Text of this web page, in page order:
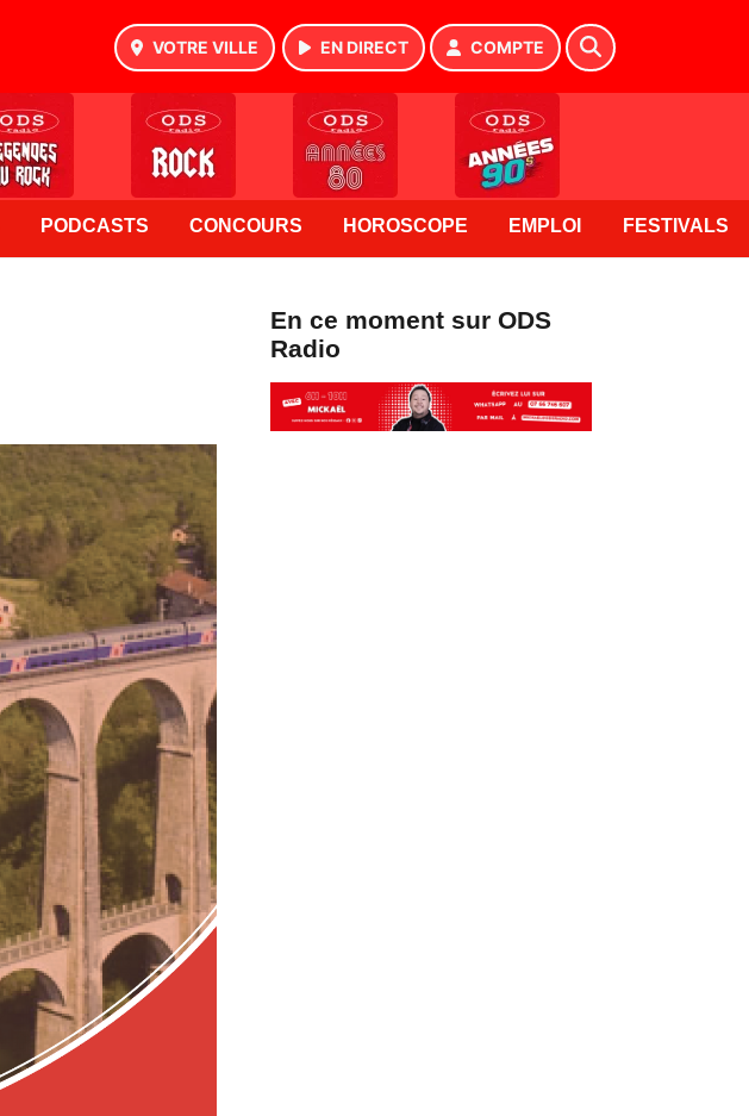
VOTRE VILLE EN DIRECT COMPTE
PODCASTS CONCOURS HOROSCOPE EMPLOI FESTIVALS
En ce moment sur ODS
Radio